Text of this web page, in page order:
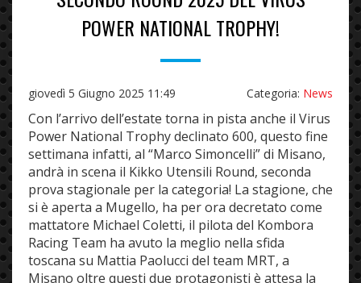
POWER NATIONAL TROPHY!
giovedì 5 Giugno 2025 11:49 Categoria: News
Con l’arrivo dell’estate torna in pista anche il Virus
Power National Trophy declinato 600, questo fine
settimana infatti, al “Marco Simoncelli” di Misano,
andrà in scena il Kikko Utensili Round, seconda
prova stagionale per la categoria! La stagione, che
si è aperta a Mugello, ha per ora decretato come
mattatore Michael Coletti, il pilota del Kombora
Racing Team ha avuto la meglio nella sfida
toscana su Mattia Paolucci del team MRT, a
Misano oltre questi due protagonisti è attesa la